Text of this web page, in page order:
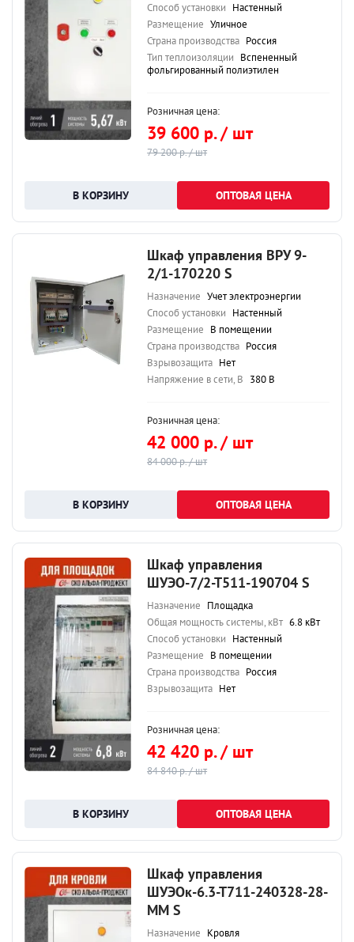
Способ установки Настенный
Размещение Уличное
Страна производства Россия
Тип теплоизоляции Вспененный
фольгированный полиэтилен
Розничная цена:
39 600 р. / шт
79 200 р. / шт
ОПТОВАЯ ЦЕНА
Шкаф управления ВРУ 9-
2/1-170220 S
Назначение Учет электроэнергии
Способ установки Настенный
Размещение В помещении
Страна производства Россия
Взрывозащита Нет
Напряжение в сети, В 380 В
Розничная цена:
42 000 р. / шт
84 000 р. / шт
ОПТОВАЯ ЦЕНА
Шкаф управления
ШУЭО-7/2-Т511-190704 S
Назначение Площадка
Общая мощность системы, кВт 6.8 кВт
Способ установки Настенный
Размещение В помещении
Страна производства Россия
Взрывозащита Нет
Розничная цена:
42 420 р. / шт
84 840 р. / шт
ОПТОВАЯ ЦЕНА
Шкаф управления
ШУЭОк-6.3-Т711-240328-28-
ММ S
Назначение Кровля